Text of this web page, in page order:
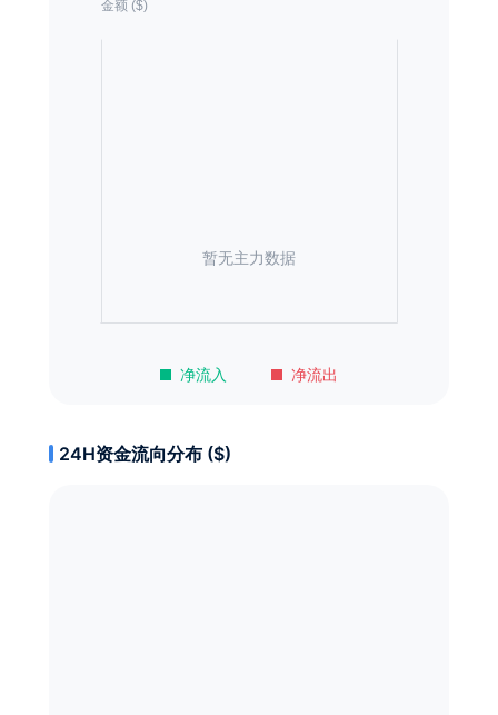
净流入 净流出
暂无主力数据
24H资金流向分布 ($)